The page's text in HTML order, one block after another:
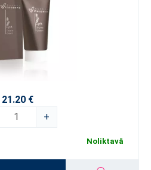
21.20 €
+
Noliktavā